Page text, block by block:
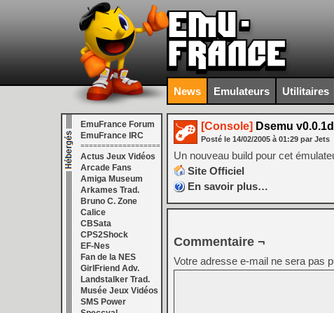
News Emulateurs Utilitaires
EmuFrance Forum
EmuFrance IRC
===================
Actus Jeux Vidéos
Arcade Fans
Amiga Museum
Arkames Trad.
Bruno C. Zone
Calice
CBSata
CPS2Shock
EF-Nes
Fan de la NES
GirlFriend Adv.
Landstalker Trad.
Musée Jeux Vidéos
SMS Power
[Console] Dsemu
Posté le 14/02/2005 à 01:29 par Jets
Un nouveau build pour cet
Site Officiel
En savoir plus…
Commentaire ¬
Votre adresse e-mail ne sera pas